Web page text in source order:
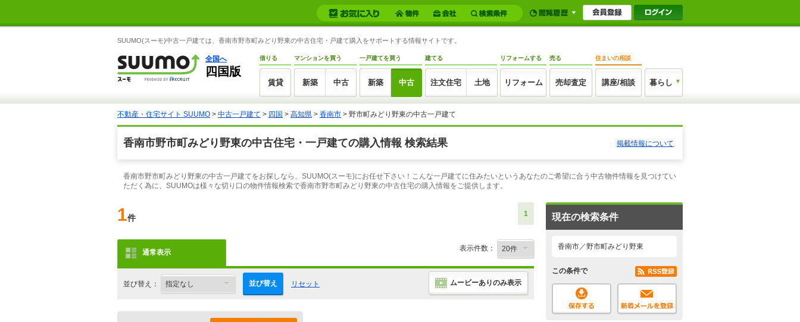
SUUMO(スーモ)中古一戸建ては、香南市野市町みどり野東の中古住宅・戸建て購入をサポートする情報サイトです。
全国へ
四国版
借りる
賃貸
マンションを買う
新築 中古
一戸建てを買う
新築 中古
建てる
注文住宅 土地
リフォームする
リフォーム
売る
売却査定
住まいの相談
講座/相談 暮らし
不動産・住宅サイト SUUMO > 中古一戸建て > 四国 > 高知県 > 香南市 > 野市町みどり野東の中古一戸建て
香南市野市町みどり野東の中古住宅・一戸建ての購入情報 検索結果 掲載情報について
香南市野市町みどり野東の中古一戸建てをお探しなら、SUUMO(スーモ)にお任せ下さい！こんな一戸建てに住みたいというあなたのご希望に合う中古物件情報を見つけてい
ただく為に、SUUMOは様々な切り口の物件情報検索で香南市野市町みどり野東の中古住宅の購入情報をご提供します。
1件 1
通常表示 表示件数：
並び替え： 並び替え リセット ムービーありのみ表示
現在の検索条件
香南市／野市町みどり野東
この条件で